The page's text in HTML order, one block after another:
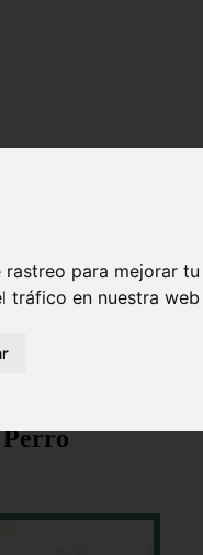
para mejorar
tráfico en nuestra